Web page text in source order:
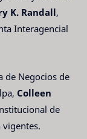
K. Randall,
Interagencial
de Negocios de
Colleen
de
vigentes.